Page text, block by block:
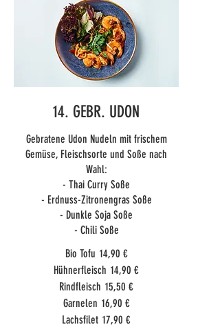
14. GEBR. UDON
Gebratene Udon Nudeln mit frischem
Gemüse, Fleischsorte und Soße nach
Wahl:
- Thai Curry Soße
- Erdnuss-Zitronengras Soße
- Dunkle Soja Soße
- Chili Soße
Bio Tofu 14,90 €
Hühnerfleisch 14,90 €
Rindfleisch 15,50 €
Garnelen 16,90 €
Lachsfilet 17,90 €